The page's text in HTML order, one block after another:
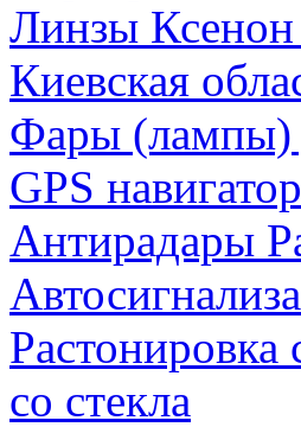
Линзы Ксенон
Киевская
Фары (лампы)
GPS
Антирадары
Растонировка
со стекла